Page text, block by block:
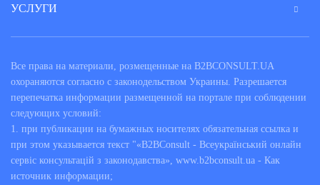
УСЛУГИ
Все права на материали, розмещенные на B2BCONSULT.UA
охораняются согласно с законодельством Украины. Разрешается
перепечатка информации размещенной на портале при соблюдении
следующих условий:
1. при публикации на бумажных носителях обязательная ссылка и
при этом указывается текст "«B2BConsult - Всеукраїнський онлайн
сервіс консультацій з законодавства», www.b2bconsult.ua - Как
источник информации;